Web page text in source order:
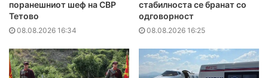
поранешниот шеф на СВР
Тетово
08.08.2026 16:34
стабилноста се бранат со
одговорност
08.08.2026 16:25